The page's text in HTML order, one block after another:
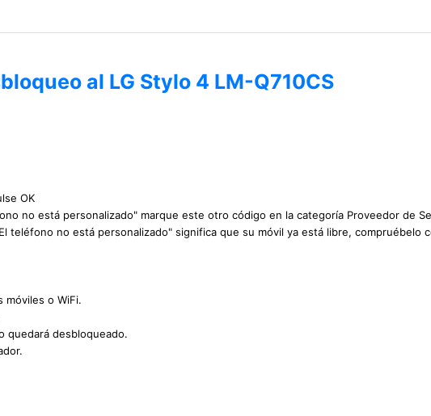
al LG Stylo 4 LM-Q710CS
OK
no está personalizado" marque este otro código en la categoría Proveedor de
teléfono no está personalizado" significa que su móvil ya está libre, compruébelo
o WiFi.
quedará desbloqueado.